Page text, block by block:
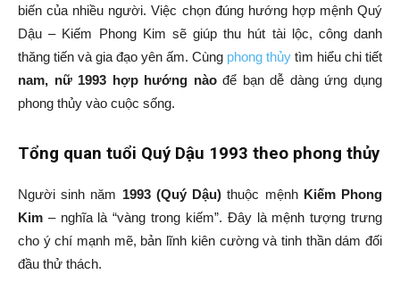
biến của nhiều người. Việc chọn đúng hướng hợp mệnh Quý
Dậu – Kiếm Phong Kim sẽ giúp thu hút tài lộc, công danh
thăng tiến và gia đạo yên ấm. Cùng phong thủy tìm hiểu chi tiết
nam, nữ 1993 hợp hướng nàođể bạn dễ dàng ứng dụng
phong thủy vào cuộc sống.
Tổng quan tuổi Quý Dậu 1993 theo phong thủy
Người sinh năm 1993 (Quý Dậu) thuộc mệnh Kiếm Phong
Kim – nghĩa là “vàng trong kiếm”. Đây là mệnh tượng trưng
cho ý chí mạnh mẽ, bản lĩnh kiên cường và tinh thần dám đối
đầu thử thách.